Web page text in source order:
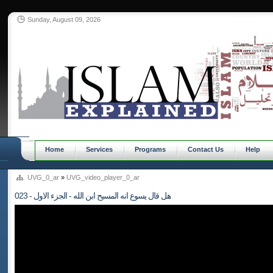
Sunday, August 09, 2026
Home Services Programs Contact Us Help
UVG_0_ar » UVG_video_player_0_ar
023 - هل قال يسوع انه المسيح ابن الله - الجزء الاول